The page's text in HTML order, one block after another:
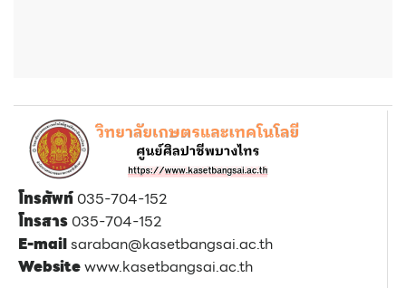
โทรศัพท์ 035-704-152
โทรสาร 035-704-152
E-mailsaraban@kasetbangsai.ac.th
Websitewww.kasetbangsai.ac.th